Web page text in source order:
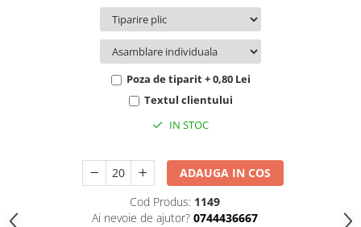
Toamna și Halloween
Buchete extravagantePoza de tiparit + 0,80 Lei
Textul clientului
IN STOC
ADAUGA IN COS
Cod Produs: 1149
Ai nevoie de ajutor? 0744436667